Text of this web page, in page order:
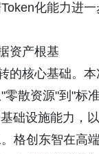
化能力进
资产根基
的核心基础。
散资源"到"标
础设施能力，
格创东智在高